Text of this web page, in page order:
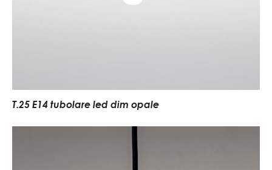
T.25 E14 tubolare led dim opale